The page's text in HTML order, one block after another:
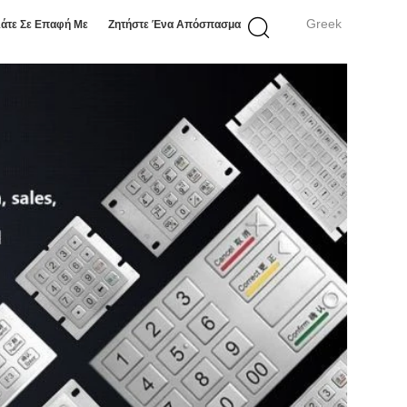
Greek
Σε Επαφή Με Ζητήστε Ένα Απόσπασμα